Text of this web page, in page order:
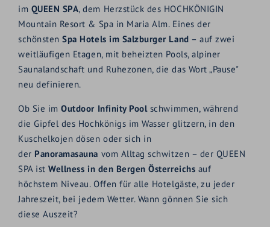
im QUEEN SPA, dem Herzstück des HOCHKÖNIGIN
Mountain Resort & Spa in Maria Alm. Eines der
schönstenSpa Hotels im Salzburger Land – auf zwei
weitläufigen Etagen, mit beheizten Pools, alpiner
Saunalandschaft und Ruhezonen, die das Wort „Pause"
neu definieren.
Ob Sie imOutdoor Infinity Poolschwimmen, während
die Gipfel des Hochkönigs im Wasser glitzern, in den
Kuschelkojen dösen oder sich in
der Panoramasauna vom Alltag schwitzen – der QUEEN
SPA istWellness in den Bergen Österreichs auf
höchstem Niveau. Offen für alle Hotelgäste, zu jeder
Jahreszeit, bei jedem Wetter. Wann gönnen Sie sich
diese Auszeit?